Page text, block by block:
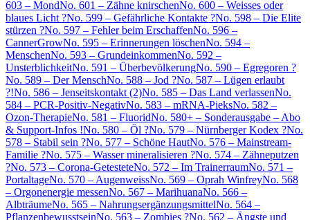
603 – MondNo. 601 – Zähne knirschenNo. 600 – Weisses oder
blaues Licht ?No. 599 – Gefährliche Kontakte ?No. 598 – Die Elite
stürzen ?No. 597 – Fehler beim ErschaffenNo. 596 –
CannerGrowNo. 595 – Erinnerungen löschenNo. 594 –
MenschenNo. 593 – GrundeinkommenNo. 592 –
UnsterblichkeitNo. 591 – ÜberbevölkerungNo. 590 – Egregoren ?
No. 589 – Der MenschNo. 588 – Jod ?No. 587 – Lügen erlaubt
?!No. 586 – Jenseitskontakt (2)No. 585 – Das Land verlassenNo.
584 – PCR-Positiv-NegativNo. 583 – mRNA-PieksNo. 582 –
Ozon-TherapieNo. 581 – FluoridNo. 580+ – Sonderausgabe – Abo
& Support-Infos !No. 580 – Öl ?No. 579 – Nürnberger Kodex ?No.
578 – Stabil sein ?No. 577 – Schöne HautNo. 576 – Mainstream-
Familie ?No. 575 – Wasser mineralisieren ?No. 574 – Zähneputzen
?No. 573 – Corona-GetesteteNo. 572 – Im TrainerraumNo. 571 –
PortaltageNo. 570 – AugenweissNo. 569 – Oprah WinfreyNo. 568
– Orgonenergie messenNo. 567 – MarihuanaNo. 566 –
AlbträumeNo. 565 – NahrungsergänzungsmittelNo. 564 –
PflanzenbewusstseinNo. 563 – Zombies ?No. 562 – Ängste und